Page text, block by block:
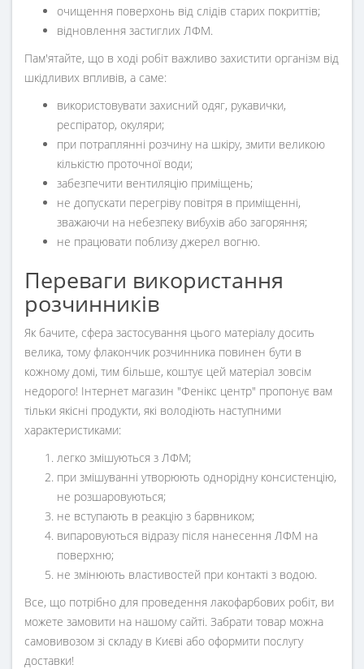
очищення поверхонь від слідів старих покриттів;
відновлення застиглих ЛФМ.
Пам'ятайте, що в ході робіт важливо захистити організм від
шкідливих впливів, а саме:
використовувати захисний одяг, рукавички,
респіратор, окуляри;
при потраплянні розчину на шкіру, змити великою
кількістю проточної води;
забезпечити вентиляцію приміщень;
не допускати перегріву повітря в приміщенні,
зважаючи на небезпеку вибухів або загоряння;
не працювати поблизу джерел вогню.
Переваги використання
розчинників
Як бачите, сфера застосування цього матеріалу досить
велика, тому флакончик розчинника повинен бути в
кожному домі, тим більше, коштує цей матеріал зовсім
недорого! Інтернет магазин "Фенікс центр" пропонує вам
тільки якісні продукти, які володіють наступними
характеристиками:
легко змішуються з ЛФМ;
при змішуванні утворюють однорідну консистенцію,
не розшаровуються;
не вступають в реакцію з барвником;
випаровуються відразу після нанесення ЛФМ на
поверхню;
не змінюють властивостей при контакті з водою.
Все, що потрібно для проведення лакофарбових робіт, ви
можете замовити на нашому сайті. Забрати товар можна
самовивозом зі складу в Києві або оформити послугу
доставки!